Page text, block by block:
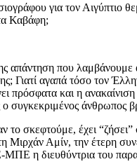
για τον Αιγύπτιο
Καβάφη;
που
Γιατί αγαπά τόσο τον
και η
άνθρωπος
σκεφτούμε, έχει
Μιρχάν Αμίν, την έτερη
η διευθύντρια του